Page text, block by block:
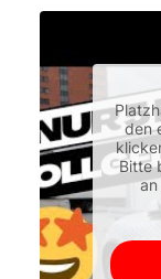
den
Bitte